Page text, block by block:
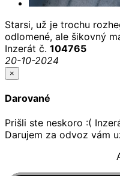
Starsi, už je trochu
odlomené, ale šikovný
Inzerát č. 104765
20-10-2024
×
Darované
Prišli ste neskoro :(
Darujem za odvoz vám